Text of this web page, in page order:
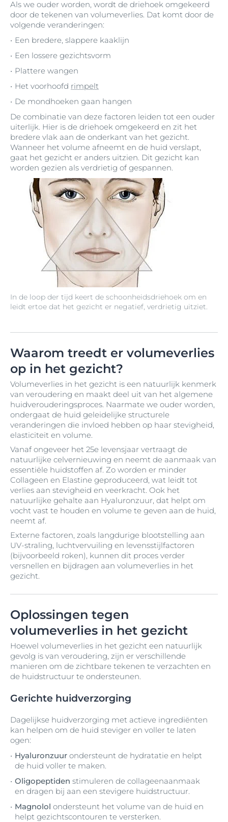
In de loop der tijd keert de schoonheidsdriehoek om en
leidt ertoe dat het gezicht er negatief, verdrietig uitziet.
Als we ouder worden, wordt de driehoek omgekeerd
door de tekenen van volumeverlies. Dat komt door de
volgende veranderingen:
Een bredere, slappere kaaklijn
Een lossere gezichtsvorm
Plattere wangen
Het voorhoofd rimpelt
De mondhoeken gaan hangen
De combinatie van deze factoren leiden tot een ouder
uiterlijk. Hier is de driehoek omgekeerd en zit het
bredere vlak aan de onderkant van het gezicht.
Wanneer het volume afneemt en de huid verslapt,
gaat het gezicht er anders uitzien. Dit gezicht kan
worden gezien als verdrietig of gespannen.
Waarom treedt er volumeverlies
op in het gezicht?
Volumeverlies in het gezicht is een natuurlijk kenmerk
van veroudering en maakt deel uit van het algemene
huidverouderingsproces. Naarmate we ouder worden,
ondergaat de huid geleidelijke structurele
veranderingen die invloed hebben op haar stevigheid,
elasticiteit en volume.
Vanaf ongeveer het 25e levensjaar vertraagt de
natuurlijke celvernieuwing en neemt de aanmaak van
essentiële huidstoffen af. Zo worden er minder
Collageen en Elastine geproduceerd, wat leidt tot
verlies aan stevigheid en veerkracht. Ook het
natuurlijke gehalte aan Hyaluronzuur, dat helpt om
vocht vast te houden en volume te geven aan de huid,
neemt af.
Externe factoren, zoals langdurige blootstelling aan
UV-straling, luchtvervuiling en levensstijlfactoren
(bijvoorbeeld roken), kunnen dit proces verder
versnellen en bijdragen aan volumeverlies in het
gezicht.
Oplossingen tegen
volumeverlies in het gezicht
Hoewel volumeverlies in het gezicht een natuurlijk
gevolg is van veroudering, zijn er verschillende
manieren om de zichtbare tekenen te verzachten en
de huidstructuur te ondersteunen.
Gerichte huidverzorging
Dagelijkse huidverzorging met actieve ingrediënten
kan helpen om de huid steviger en voller te laten
ogen:
Hyaluronzuur ondersteunt de hydratatie en helpt
de huid voller te maken.
Oligopeptiden stimuleren de collageenaanmaak
en dragen bij aan een stevigere huidstructuur.
Magnolol ondersteunt het volume van de huid en
helpt gezichtscontouren te versterken.